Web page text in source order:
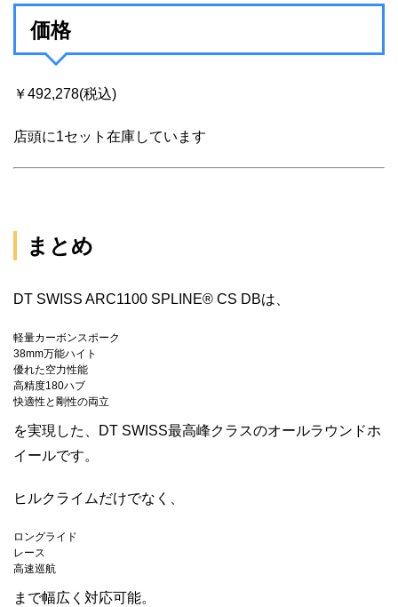
価格
￥492,278(税込)
店頭に1セット在庫しています
まとめ
DT SWISS ARC1100 SPLINE® CS DBは、
軽量カーボンスポーク
38mm万能ハイト
優れた空力性能
高精度180ハブ
快適性と剛性の両立
を実現した、DT SWISS最高峰クラスのオールラウンドホ
イールです。
ヒルクライムだけでなく、
ロングライド
レース
高速巡航
まで幅広く対応可能。